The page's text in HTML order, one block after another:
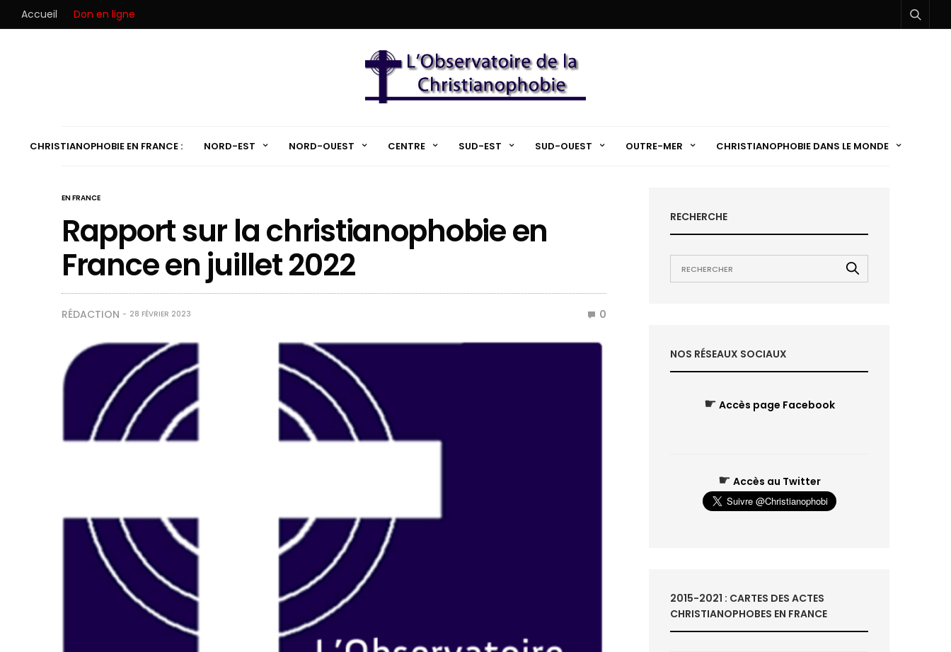
Accueil Don en ligne
CHRISTIANOPHOBIE EN FRANCE : NORD-EST NORD-OUEST CENTRE SUD-EST SUD-OUEST OUTRE-MER CHRISTIANOPHOBIE DANS LE MONDE
EN FRANCE
Rapport sur la christianophobie en
France en juillet 2022
RÉDACTION 28 FÉVRIER 2023 0
RECHERCHE
NOS RÉSEAUX SOCIAUX
☛ Accès page Facebook
☛ Accès au Twitter
2015-2021 : CARTES DES ACTES
CHRISTIANOPHOBES EN FRANCE